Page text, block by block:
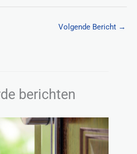
Volgende Bericht →
berichten